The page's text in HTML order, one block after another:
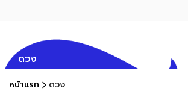
ดวง
หน้าแรก ดวง